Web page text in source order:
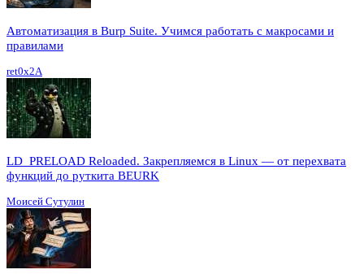
Автоматизация в Burp Suite. Учимся работать с макросами и
правилами
ret0x2A
LD_PRELOAD Reloaded. Закрепляемся в Linux — от перехвата
функций до руткита BEURK
Моисей Сутулин